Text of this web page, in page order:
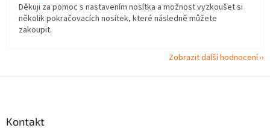
Děkuji za pomoc s nastavením nosítka a možnost vyzkoušet si
několik pokračovacích nosítek, které následně můžete
zakoupit.
Zobrazit další hodnocení
Kontakt